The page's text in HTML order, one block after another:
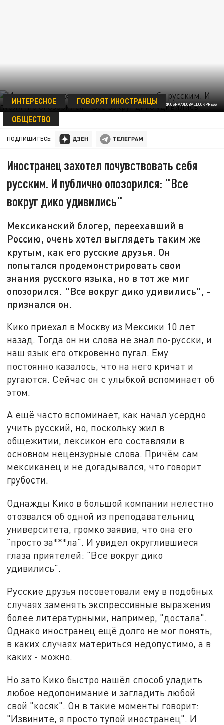
ФОТО: ANDREY ARKUSHA/GLOBALLOOKPRESS
ИНТЕРЕСНОЕ
ГОВОРЯТ ИНОСТРАНЦЫ
ОБЩЕСТВО
02 НОЯБРЯ 21:11
ПОДПИШИТЕСЬ:
Иностранец захотел почувствовать себя
русским. И публично опозорился: "Все
вокруг дико удивились"
Мексиканский блогер, переехавший в
Россию, очень хотел выглядеть таким же
крутым, как его русские друзья. Он
попытался продемонстрировать свои
знания русского языка, но в тот же миг
опозорился. "Все вокруг дико удивились", -
признался он.
Кико приехал в Москву из Мексики 10 лет
назад. Тогда он ни слова не знал по-русски, и
наш язык его откровенно пугал. Ему
постоянно казалось, что на него кричат и
ругаются. Сейчас он с улыбкой вспоминает об
этом.
А ещё часто вспоминает, как начал усердно
учить русский, но, поскольку жил в
общежитии, лексикон его составляли в
основном нецензурные слова. Причём сам
мексиканец и не догадывался, что говорит
грубости.
Однажды Кико в большой компании нелестно
отозвался об одной из преподавательниц
университета, громко заявив, что она его
"просто за***ла". И увидел округлившиеся
глаза приятелей: "Все вокруг дико
удивились".
Русские друзья посоветовали ему в подобных
случаях заменять экспрессивные выражения
более литературными, например, "достала".
Однако иностранец ещё долго не мог понять,
в каких случаях материться недопустимо, а в
каких - можно.
Но зато Кико быстро нашёл способ уладить
любое недопонимание и загладить любой
свой "косяк". Он в такие моменты говорит:
"Извините, я просто тупой иностранец". И